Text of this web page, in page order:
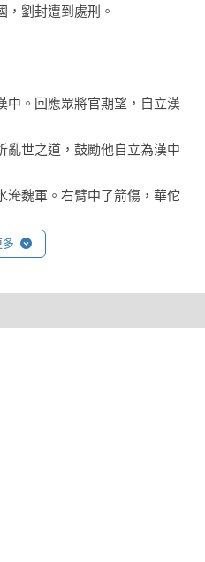
，劉封遭到處刑。
中。回應眾將官期望，自立漢
亂世之道，鼓勵他自立為漢中
淹魏軍。右臂中了箭傷，華佗
退兵口令，早對他反感的曹操
病，陸遜獻策不如將計就計
得第20屆日本漫畫家協會獎
歷時15年，獲得廣大讀者迴
並陸續改編成電視動畫及電玩
多